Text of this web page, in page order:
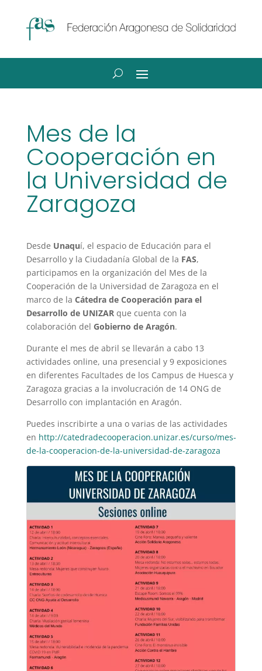
Mes de la
Cooperación en
la Universidad de
Zaragoza
Desde Unaquí, el espacio de Educación para el
Desarrollo y la Ciudadanía Global de la FAS,
participamos en la organización del Mes de la
Cooperación de la Universidad de Zaragoza en el
marco de la Cátedra de Cooperación para el
Desarrollo de UNIZARque cuenta con la
colaboración del Gobierno de Aragón.
Durante el mes de abril se llevarán a cabo 13
actividades online, una presencial y 9 exposiciones
en diferentes Facultades de los Campus de Huesca y
Zaragoza gracias a la involucración de 14 ONG de
Desarrollo con implantación en Aragón.
Puedes inscribirte a una o varias de las actividades
en http://catedradecooperacion.unizar.es/curso/mes-
de-la-cooperacion-de-la-universidad-de-zaragoza